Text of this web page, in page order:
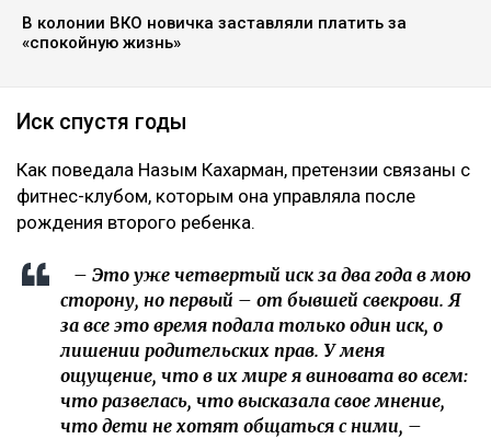
В колонии ВКО новичка заставляли платить за
«спокойную жизнь»
Иск спустя годы
Как поведала Назым Кахарман, претензии связаны с
фитнес-клубом, которым она управляла после
рождения второго ребенка.
– Это уже четвертый иск за два года в мою
сторону, но первый – от бывшей свекрови. Я
за все это время подала только один иск, о
лишении родительских прав. У меня
ощущение, что в их мире я виновата во всем:
что развелась, что высказала свое мнение,
что дети не хотят общаться с ними, –